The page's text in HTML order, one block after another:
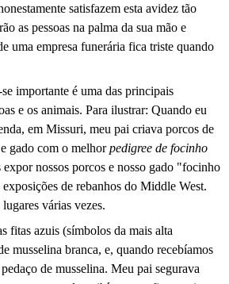
satisfazem esta avidez tão
as pessoas na palma da sua mão e
uma empresa funerária fica triste quando
importante é uma das principais
e os animais. Para ilustrar: Quando eu
em Missuri, meu pai criava porcos de
gado com o melhorpedigree de focinho
expor nossos porcos e nosso gado "focinho
de rebanhos do Middle West.
várias vezes.
fitas azuis (símbolos da mais alta
musselina branca, e, quando recebíamos
de musselina. Meu pai segurava